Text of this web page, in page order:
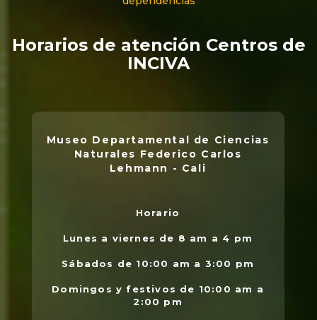
Horarios de atención Centros de
INCIVA
Museo Departamental de Ciencias
Naturales Federico Carlos
Lehmann - Cali
Horario
Lunes a viernes de 8 am a 4 pm
Sábados de 10:00 am a 3:00 pm
Domingos y festivos de 10:00 am a
2:00 pm